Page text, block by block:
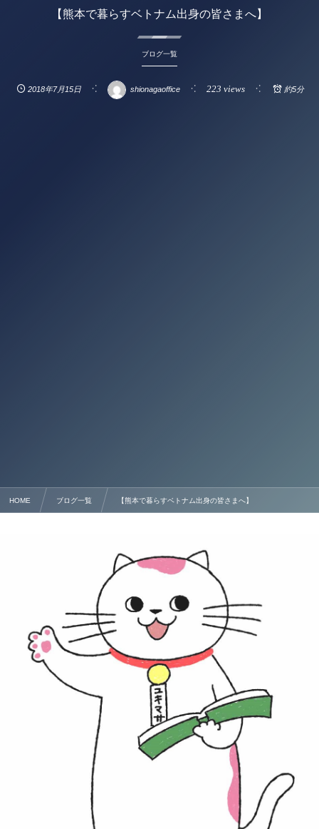
【熊本で暮らすベトナム出身の皆さまへ】
ブログ一覧
2018年7月15日 shionagaoffice 223 views 約5分
HOME ブログ一覧 【熊本で暮らすベトナム出身の皆さまへ】